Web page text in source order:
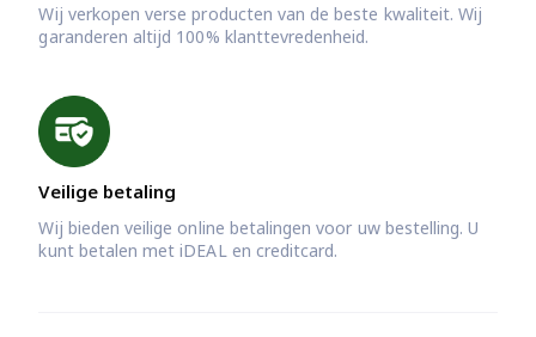
Wij verkopen verse producten van de beste kwaliteit. Wij
garanderen altijd 100% klanttevredenheid.
Veilige betaling
Wij bieden veilige online betalingen voor uw bestelling. U
kunt betalen met iDEAL en creditcard.